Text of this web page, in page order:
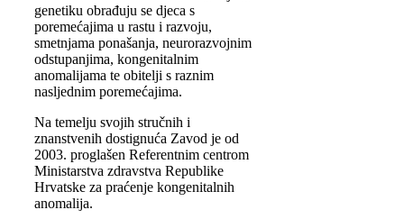
genetiku obrađuju se djeca s
poremećajima u rastu i razvoju,
smetnjama ponašanja, neurorazvojnim
odstupanjima, kongenitalnim
anomalijama te obitelji s raznim
nasljednim poremećajima.
Na temelju svojih stručnih i
znanstvenih dostignuća Zavod je od
2003. proglašen Referentnim centrom
Ministarstva zdravstva Republike
Hrvatske za praćenje kongenitalnih
anomalija.